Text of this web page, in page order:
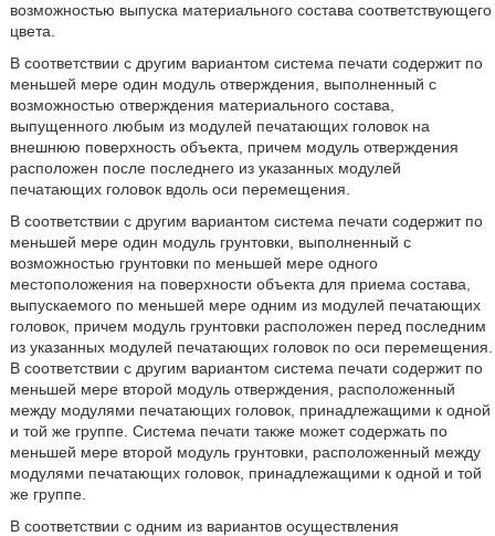
возможностью выпуска материального состава соответствующего
цвета.
В соответствии с другим вариантом система печати содержит по
меньшей мере один модуль отверждения, выполненный с
возможностью отверждения материального состава,
выпущенного любым из модулей печатающих головок на
внешнюю поверхность объекта, причем модуль отверждения
расположен после последнего из указанных модулей
печатающих головок вдоль оси перемещения.
В соответствии с другим вариантом система печати содержит по
меньшей мере один модуль грунтовки, выполненный с
возможностью грунтовки по меньшей мере одного
местоположения на поверхности объекта для приема состава,
выпускаемого по меньшей мере одним из модулей печатающих
головок, причем модуль грунтовки расположен перед последним
из указанных модулей печатающих головок по оси перемещения.
В соответствии с другим вариантом система печати содержит по
меньшей мере второй модуль отверждения, расположенный
между модулями печатающих головок, принадлежащими к одной
и той же группе. Система печати также может содержать по
меньшей мере второй модуль грунтовки, расположенный между
модулями печатающих головок, принадлежащими к одной и той
же группе.
В соответствии с одним из вариантов осуществления